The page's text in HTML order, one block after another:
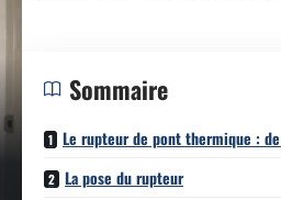
Sommaire
Le rupteur de pont thermique :
La pose du rupteur